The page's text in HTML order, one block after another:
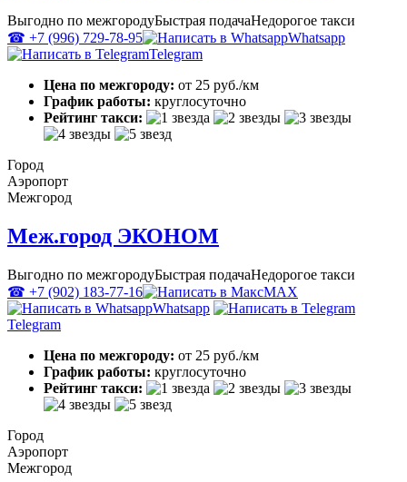
Выгодно по межгородуБыстрая подачаНедорогое такси
☎ +7 (996) 729-78-95
Whatsapp
Telegram
Цена по межгороду: от 25 руб./км
График работы: круглосуточно
Рейтинг такси:
Город
Аэропорт
Межгород
Меж.город ЭКОНОМ
Выгодно по межгородуБыстрая подачаНедорогое такси
☎ +7 (902) 183-77-16
MAX
Whatsapp
Telegram
Цена по межгороду: от 25 руб./км
График работы: круглосуточно
Рейтинг такси:
Город
Аэропорт
Межгород